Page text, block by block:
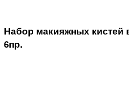
Набор макияжных кистей
6пр.